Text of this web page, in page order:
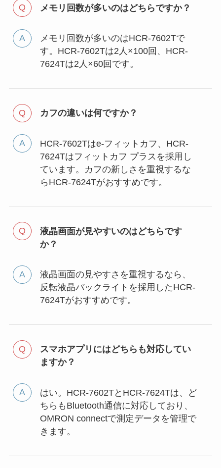
メモリ回数が多いのはどちらですか？
メモリ回数が多いのはHCR-7602Tで
す。HCR-7602Tは2人×100回、HCR-
7624Tは2人×60回です。
カフの違いは何ですか？
HCR-7602Tはe-フィットカフ、HCR-
7624Tはフィットカフ プラスを採用し
ています。カフの新しさを重視するな
らHCR-7624Tがおすすめです。
液晶画面が見やすいのはどちらです
か？
液晶画面の見やすさを重視するなら、
反転液晶バックライトを採用したHCR-
7624Tがおすすめです。
スマホアプリにはどちらも対応してい
ますか？
はい。HCR-7602TとHCR-7624Tは、ど
ちらもBluetooth通信に対応しており、
OMRON connectで測定データを管理で
きます。